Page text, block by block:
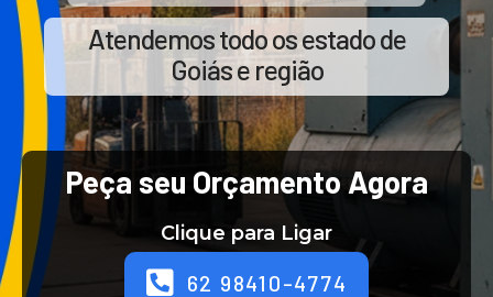
Atendemos todo os estado de
Goiás e região
Peça seu Orçamento Agora
Clique para Ligar
62 98410-4774